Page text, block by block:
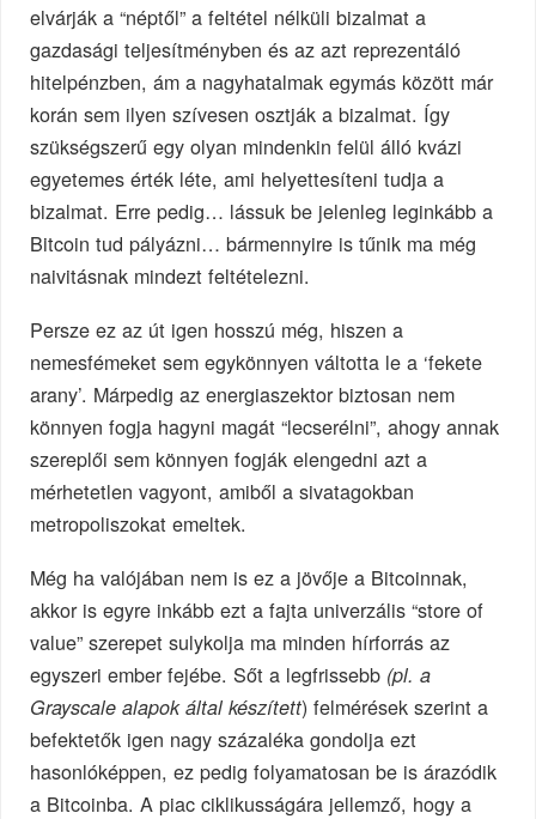
elvárják a “néptől” a feltétel nélküli bizalmat a
gazdasági teljesítményben és az azt reprezentáló
hitelpénzben, ám a nagyhatalmak egymás között már
korán sem ilyen szívesen osztják a bizalmat. Így
szükségszerű egy olyan mindenkin felül álló kvázi
egyetemes érték léte, ami helyettesíteni tudja a
bizalmat. Erre pedig… lássuk be jelenleg leginkább a
Bitcoin tud pályázni… bármennyire is tűnik ma még
naivitásnak mindezt feltételezni.
Persze ez az út igen hosszú még, hiszen a
nemesfémeket sem egykönnyen váltotta le a ‘fekete
arany’. Márpedig az energiaszektor biztosan nem
könnyen fogja hagyni magát “lecserélni”, ahogy annak
szereplői sem könnyen fogják elengedni azt a
mérhetetlen vagyont, amiből a sivatagokban
metropoliszokat emeltek.
Még ha valójában nem is ez a jövője a Bitcoinnak,
akkor is egyre inkább ezt a fajta univerzális “store of
value” szerepet sulykolja ma minden hírforrás az
egyszeri ember fejébe. Sőt a legfrissebb (pl. a
Grayscale alapok által készített) felmérések szerint a
befektetők igen nagy százaléka gondolja ezt
hasonlóképpen, ez pedig folyamatosan be is árazódik
a Bitcoinba. A piac ciklikusságára jellemző, hogy a